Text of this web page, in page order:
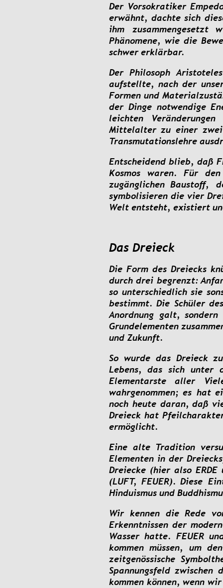
Der Vorsokratiker
erwähnt, dachte sich
ihm
zusammengesetzt
Phänomene, wie die
schwer erklärbar.
Der Philosoph Aristoteles
aufstellte, nach der
Formen und
der Dinge notwendige
leichten
Veränderungen
Mittelalter zu einer
Transmutationslehre
Entscheidend blieb, daß
Kosmos
waren. Für den
zugänglichen Baustoff,
symbolisieren die vier
Welt entsteht, existiert
Das Dreieck
Die Form des Dreiecks
durch drei begrenzt:
so unterschiedlich sie
bestimmt. Die Schüler des
Anordnung galt, sondern
Grundelementen
und Zukunft.
So wurde das Dreieck
Lebens, das sich unter
Elementarste
aller
wahrgenommen; es hat
noch heute daran, daß
Dreieck hat
ermöglicht.
Eine alte Tradition
Elementen in der
Dreiecke (hier also ERDE
(LUFT, FEUER). Diese
Hinduismus und
Wir kennen die Rede
Erkenntnissen der
Wasser hatte. FEUER
kommen müssen, um den
zeitgenössische
Spannungsfeld zwischen
kommen können, wenn wir